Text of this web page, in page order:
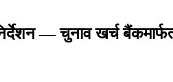
— चुनाव खर्च बैंकमार्फत्